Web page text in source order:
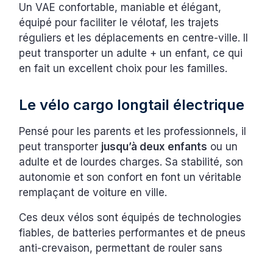
Un VAE confortable, maniable et élégant,
équipé pour faciliter le vélotaf, les trajets
réguliers et les déplacements en centre-ville. Il
peut transporter un adulte + un enfant, ce qui
en fait un excellent choix pour les familles.
Le vélo cargo longtail électrique
Pensé pour les parents et les professionnels, il
peut transporter jusqu’à deux enfants ou un
adulte et de lourdes charges. Sa stabilité, son
autonomie et son confort en font un véritable
remplaçant de voiture en ville.
Ces deux vélos sont équipés de technologies
fiables, de batteries performantes et de pneus
anti-crevaison, permettant de rouler sans